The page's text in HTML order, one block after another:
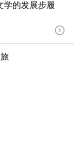
学的发展步履